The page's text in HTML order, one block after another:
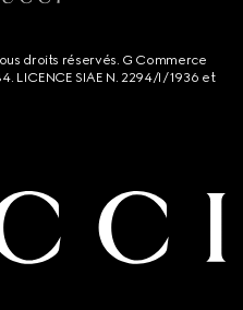
droits réservés. G Commerce
LICENCE SIAE N. 2294/I/1936 et